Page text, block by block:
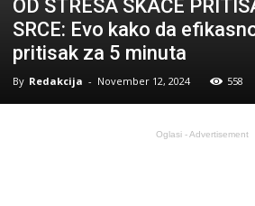
OD STRESA SKAČE
SRCE: Evo kako da
pritisak za 5 minuta
By Redakcija - November 12, 2024 558
Oglasi - Advertisement